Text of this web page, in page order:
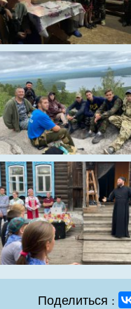
m00rSl1Ldls
SfZr-5rILS4
xKMZoBfcbxA
Поделиться :